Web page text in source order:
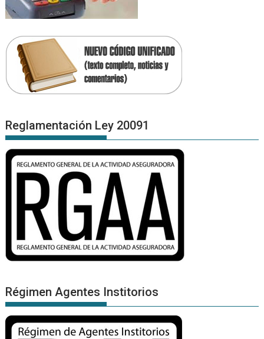
Reglamentación Ley 20091
Régimen Agentes Institorios